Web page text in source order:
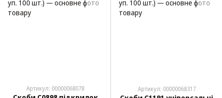
Артикул: 00000068078 Артикул: 00000068317